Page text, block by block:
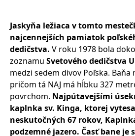
Jaskyňa ležiaca v tomto
najcennejších pamiatok
dedičstva. V roku 1978 bola
zoznamu Svetového dedičstva
medzi sedem divov Poľska. Baňa
pričom tá NAJ má hĺbku 327
povrchom. Najpútavejšími
kaplnka sv. Kinga, ktorej
neskutočných 67 rokov,
podzemné jazero. Časť bane je